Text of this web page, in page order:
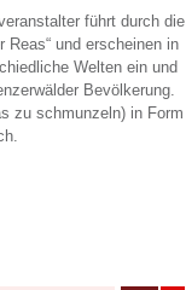
führt durch die
Reas“ und erscheinen in
Welten ein und
Bevölkerung.
zu schmunzeln) in Form